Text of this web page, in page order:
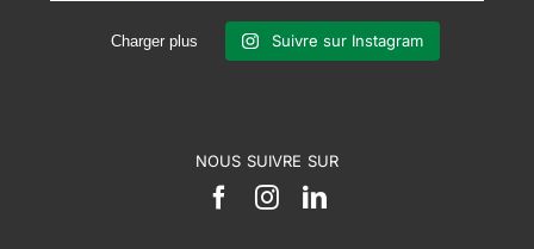
Charger plus Suivre sur Instagram
NOUS SUIVRE SUR